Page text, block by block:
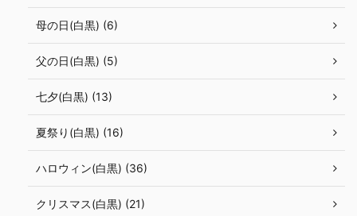
母の日(白黒) (6)
父の日(白黒) (5)
七夕(白黒) (13)
夏祭り(白黒) (16)
ハロウィン(白黒) (36)
クリスマス(白黒) (21)